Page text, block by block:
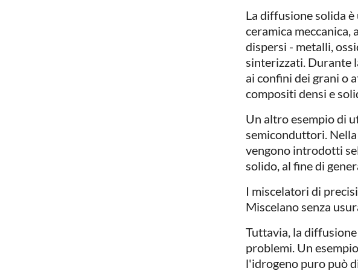
La diffusione solida
ceramica meccanica,
dispersi - metalli,
sinterizzati. Durante
ai confini dei grani o
compositi densi e
Un altro esempio di
semiconduttori.
vengono introdotti
solido, al fine di
I miscelatori di
Miscelano senza
Tuttavia, la
problemi. Un
l'idrogeno puro può